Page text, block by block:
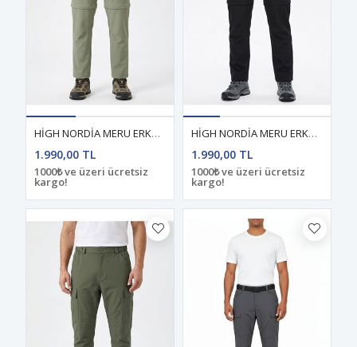
HİGH NORDİA MERU ERKEK YAZLIK ŞORT- PANTOLON AÇIK YEŞİL
1.990,00 TL
1000₺ ve üzeri ücretsiz
kargo!
HİGH NORDİA MERU ERKEK YAZLIK ŞORT- PANTOLON SİYAH
1.990,00 TL
1000₺ ve üzeri ücretsiz
kargo!